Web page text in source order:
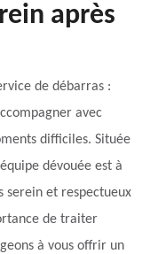
après
de débarras :
avec
difficiles. Située
dévouée est à
serein et respectueux
de traiter
à vous offrir un